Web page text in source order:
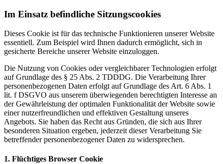
Im Einsatz befindliche Sitzungscookies
Dieses Cookie ist für das technische Funktionieren unserer Website
essentiell. Zum Beispiel wird Ihnen dadurch ermöglicht, sich in
gesicherte Bereiche unserer Website einzuloggen.
Die Nutzung von Cookies oder vergleichbarer Technologien erfolgt
auf Grundlage des § 25 Abs. 2 TDDDG. Die Verarbeitung Ihrer
personenbezogenen Daten erfolgt auf Grundlage des Art. 6 Abs. 1
lit. f DSGVO aus unserem überwiegenden berechtigten Interesse an
der Gewährleistung der optimalen Funktionalität der Website sowie
einer nutzerfreundlichen und effektiven Gestaltung unseres
Angebots. Sie haben das Recht aus Gründen, die sich aus Ihrer
besonderen Situation ergeben, jederzeit dieser Verarbeitung Sie
betreffender personenbezogener Daten zu widersprechen.
1. Flüchtiges Browser Cookie